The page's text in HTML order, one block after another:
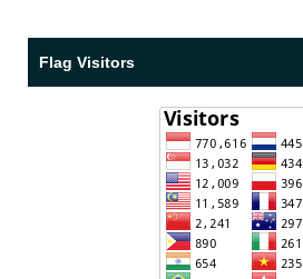
Flag Visitors